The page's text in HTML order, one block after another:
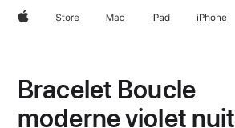
AppleStore Mac iPad iPhone
Bracelet Boucle
moderne violet nuit